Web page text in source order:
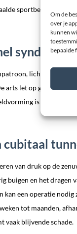
Om de
over je
kunnen
bepaalde
sportbewegingen
syndroom
lichamelijk
let op
is zelden
cubitaal
van druk op de
buigen en het dragen
een operatie nodig
tot maanden,
vaak blijvende schade.